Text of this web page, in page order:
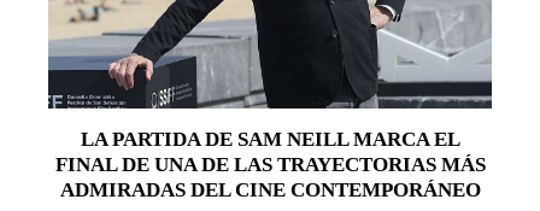
LA PARTIDA DE SAM NEILL MARCA EL
FINAL DE UNA DE LAS TRAYECTORIAS MÁS
ADMIRADAS DEL CINE CONTEMPORÁNEO